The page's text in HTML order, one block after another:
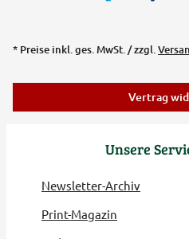
Unsere
Newsletter-Archiv
Print-Magazin
* Preise inkl. ges. MwSt. / zzgl.
Vertrag